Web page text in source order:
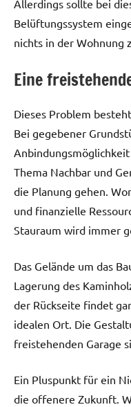
Allerdings sollte bei
Belüftungssystem
nichts in der Wohnung
Eine
Dieses Problem
Bei gegebener
Thema Nachbar und
die Planung gehen.
und finanzielle
Stauraum wird immer
Das Gelände um das
Lagerung des
der Rückseite findet
idealen Ort. Die
freistehenden Garage
Ein Pluspunkt für ein
die offenere Zukunft.